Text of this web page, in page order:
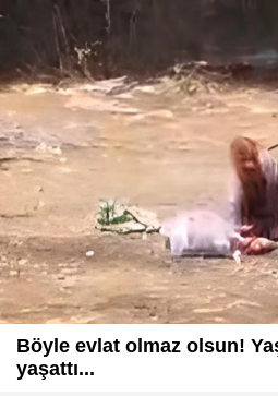
Böyle evlat olmaz olsun!
yaşattı...